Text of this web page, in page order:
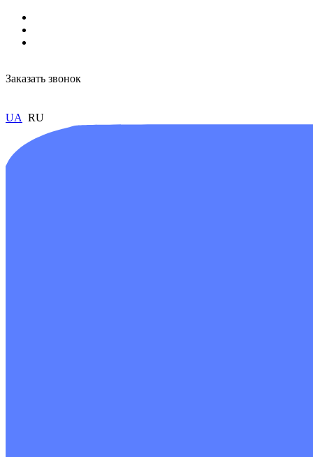
Заказать звонок
UA RU